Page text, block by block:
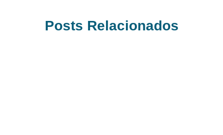
Posts Relacionados